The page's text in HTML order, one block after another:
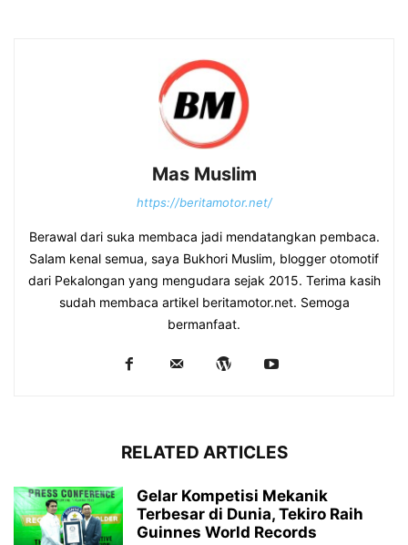
Mas Muslim
https://beritamotor.net/
Berawal dari suka membaca jadi mendatangkan pembaca.
Salam kenal semua, saya Bukhori Muslim, blogger otomotif
dari Pekalongan yang mengudara sejak 2015. Terima kasih
sudah membaca artikel beritamotor.net. Semoga
bermanfaat.
RELATED ARTICLES
Gelar Kompetisi Mekanik
Terbesar di Dunia, Tekiro Raih
Guinnes World Records